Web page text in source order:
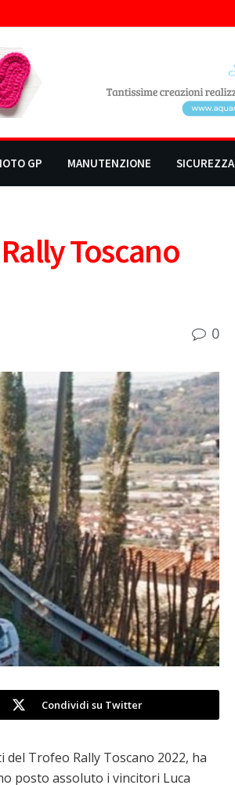
GP MANUTENZIONE SICUREZZA
Toscano
0
Condividi su Twitter
del Trofeo Rally Toscano 2022, ha
posto assoluto i vincitori Luca